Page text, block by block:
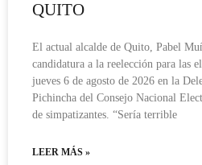
QUITO
El actual alcalde de Quito, Pabel
candidatura a la reelección para las
jueves 6 de agosto de 2026 en la
Pichincha del Consejo Nacional
de simpatizantes. “Sería terrible
LEER MÁS »